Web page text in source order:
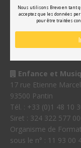
Nous utilisons Brevo en tant
acceptez que les données
pour être traitées
Enfance et
17 rue Etienne Marcel
93500 Pantin
Tél. : +33 (0)1 48 10
Siret : 324 322 577
Organisme de
sous le n° : 11 93 00